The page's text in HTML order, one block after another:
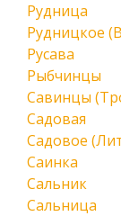
Рудница
Рудницкое
Русава
Рыбчинцы
Савинцы
Садовая
Садовое
Саинка
Сальник
Сальница